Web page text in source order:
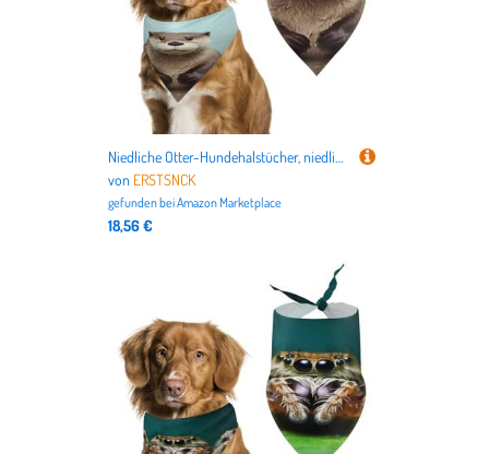
Niedliche Otter-Hundehalstücher, niedlich, weiche Baumwolle, waschbar, für den täglichen Sommer, langlebig, dreieckig, wendbar, geeignet für kleine, mittelgroße und große Hunde und Katzen
von ERSTSNCK
gefunden beiAmazon Marketplace
18,56 €